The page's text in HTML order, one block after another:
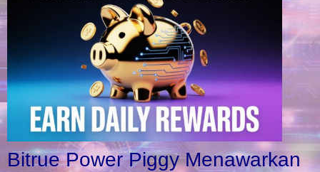
Bitrue Power Piggy Menawarkan